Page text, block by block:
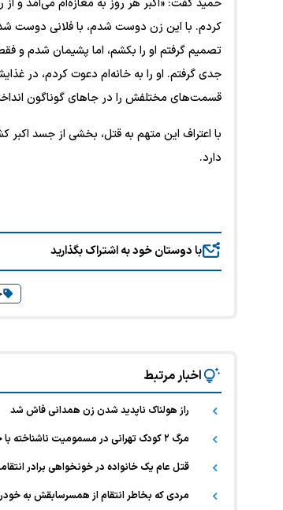
حمید گفت: «اکبر هر روز به مغازه‌ام می‌آمد
کردم. با این زن دوست شدم، با فلانی
تصمیم گرفتم او را بکشم، اما پشیمان شدم و
جدی گرفتم. او را به خانه‌ام دعوت کردم، در
قسمت‌های مختلفش را در جا‌های گوناگون
با اعتراف این متهم به قتل، بخشی از جسد
دارد.
با دوستان خود به اشتراک بگذارید
اخبار مرتبط
راز هولناک ناپدید شدن زن همدانی فاش شد
مرگ ۲ کودک تهرانی در مسمومیت ناشناخته با خوردن ماکارونی/ فرضیه قتل مطرح است
قتل عام یک خانواده در خونخواهی برادر انتقامجو!/ قتل زن
مردی که بخاطر انتقام از همسرسابقش به خودروی او شلیک کرده بود پس